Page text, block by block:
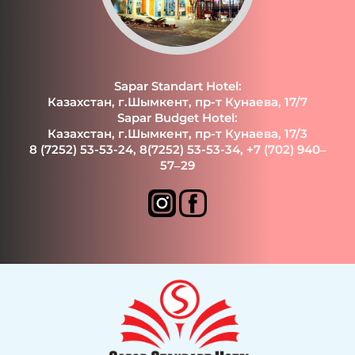
Sapar Standart Hotel:
Казахстан, г.Шымкент, пр-т Кунаева, 17/7
Sapar Budget Hotel:
Казахстан, г.Шымкент, пр-т Кунаева, 17/3
8 (7252) 53-53-24, 8(7252) 53-53-34, +7 (702) 940‒
57‒29